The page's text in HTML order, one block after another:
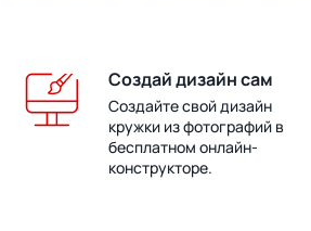
Создай дизайн сам
Создайте свой дизайн
кружки из фотографий в
бесплатном онлайн-
конструкторе.